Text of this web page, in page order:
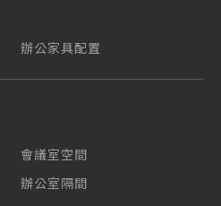
辦公家具配置
會議室空間
辦公室隔間